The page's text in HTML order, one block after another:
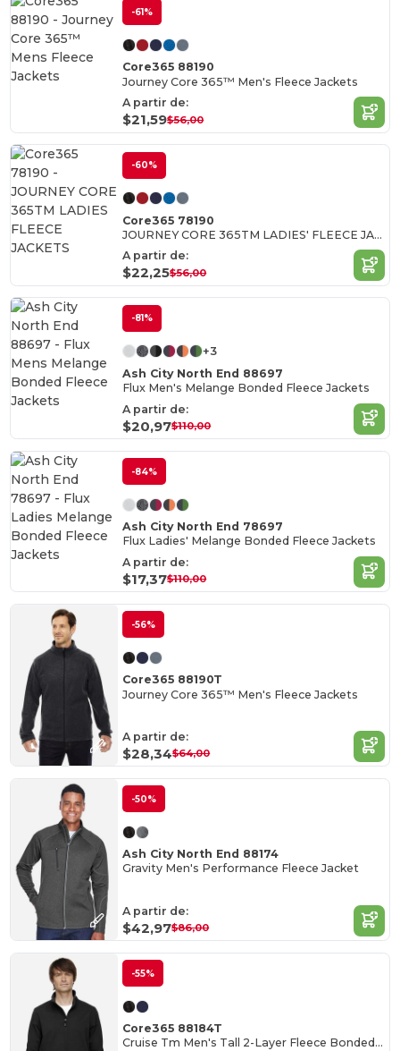
-61%
Core365 88190
Journey Core 365™ Men's Fleece Jackets
A partir de:
$21,59$56,00
-60%
Core365 78190
JOURNEY CORE 365TM LADIES' FLEECE JACKETS
A partir de:
$22,25$56,00
-81%
+3
Ash City North End 88697
Flux Men's Melange Bonded Fleece Jackets
A partir de:
$20,97$110,00
-84%
Ash City North End 78697
Flux Ladies' Melange Bonded Fleece Jackets
A partir de:
$17,37$110,00
-56%
Core365 88190T
Journey Core 365™ Men's Fleece Jackets
A partir de:
$28,34$64,00
-50%
Ash City North End 88174
Gravity Men's Performance Fleece Jacket
A partir de:
$42,97$86,00
-55%
Core365 88184T
Cruise Tm Men's Tall 2-Layer Fleece Bonded Soft Shell Jacket